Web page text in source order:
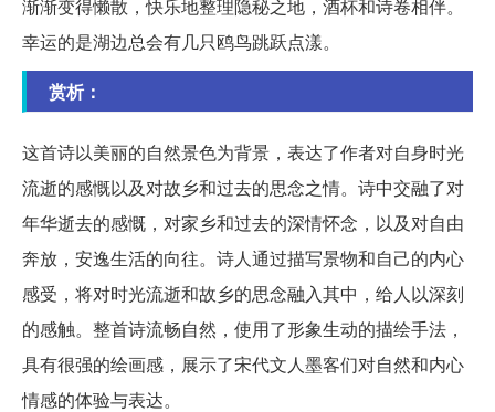
渐渐变得懒散，快乐地整理隐秘之地，酒杯和诗卷相伴。
幸运的是湖边总会有几只鸥鸟跳跃点漾。
赏析：
这首诗以美丽的自然景色为背景，表达了作者对自身时光
流逝的感慨以及对故乡和过去的思念之情。诗中交融了对
年华逝去的感慨，对家乡和过去的深情怀念，以及对自由
奔放，安逸生活的向往。诗人通过描写景物和自己的内心
感受，将对时光流逝和故乡的思念融入其中，给人以深刻
的感触。整首诗流畅自然，使用了形象生动的描绘手法，
具有很强的绘画感，展示了宋代文人墨客们对自然和内心
情感的体验与表达。